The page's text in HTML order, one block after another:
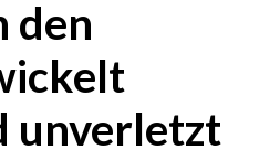
den
unverletzt